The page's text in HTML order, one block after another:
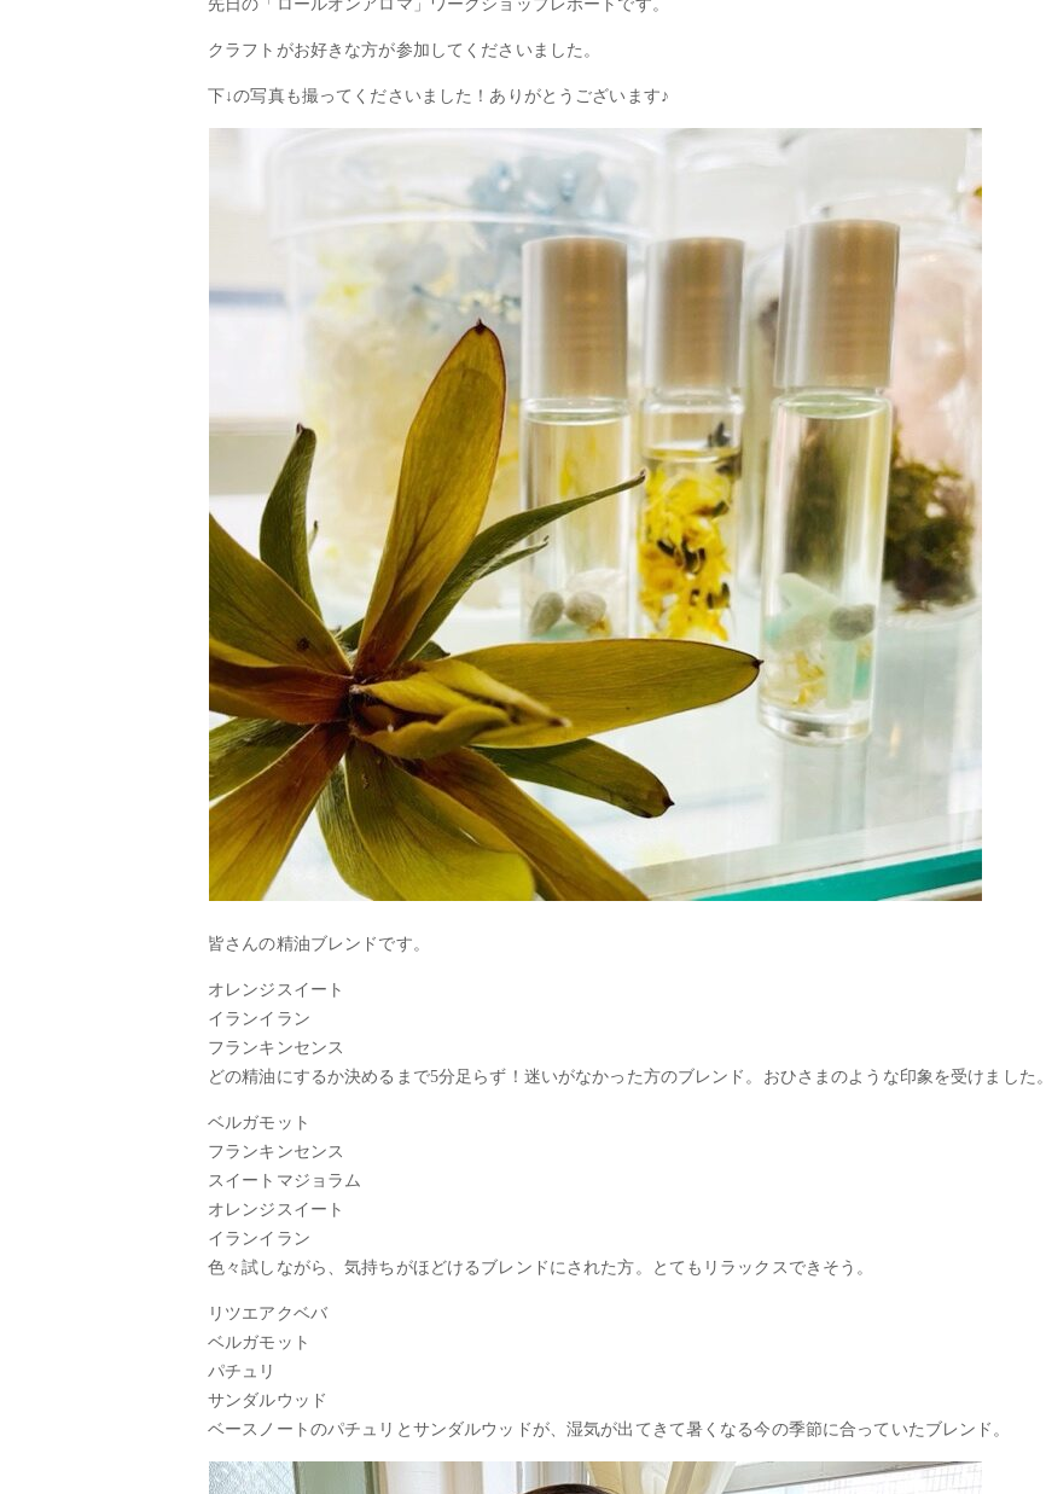
先日の「ロールオンアロマ」ワークショップレポートです。
クラフトがお好きな方が参加してくださいました。
下↓の写真も撮ってくださいました！ありがとうございます♪
皆さんの精油ブレンドです。
オレンジスイート
イランイラン
フランキンセンス
どの精油にするか決めるまで5分足らず！迷いがなかった方のブレンド。おひさまのような印象を受けました。
ベルガモット
フランキンセンス
スイートマジョラム
オレンジスイート
イランイラン
色々試しながら、気持ちがほどけるブレンドにされた方。とてもリラックスできそう。
リツエアクベバ
ベルガモット
パチュリ
サンダルウッド
ベースノートのパチュリとサンダルウッドが、湿気が出てきて暑くなる今の季節に合っていたブレンド。